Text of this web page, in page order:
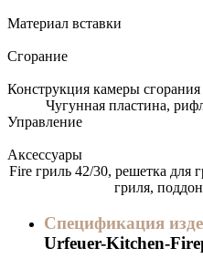
Материал вставки
Сгорание
Конструкция камеры сгорания
Чугунная пластина,
Управление
Аксессуары
Fire гриль 42/30, решетка для
гриля,
Спецификация
Urfeuer-Kitchen-